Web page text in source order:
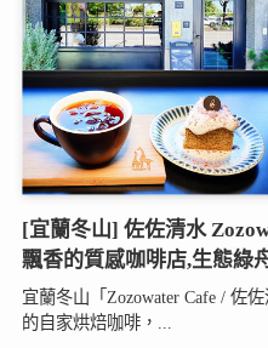
[宜蘭冬山] 佐佐清水
飄香的質感咖啡店,生態綠
宜蘭冬山「Zozowater Cafe / 佐
的自家烘焙咖啡，...